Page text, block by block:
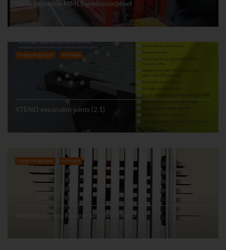
Korte impressie MMLS wielspoorproef
Voegovergangen Animatie
XTEND expansion joints (2.1)
Voegovergangen Animatie
Werking sturing Maurer lamellenvoeg (7.1)